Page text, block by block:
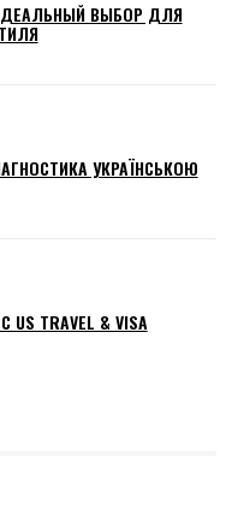
ВЫБОР ДЛЯ
УКРАЇНСЬКОЮ
TRAVEL & VISA